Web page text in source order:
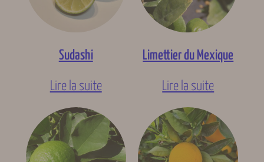
Sudashi
Lire la suite
Limettier du Mexique
Lire la suite